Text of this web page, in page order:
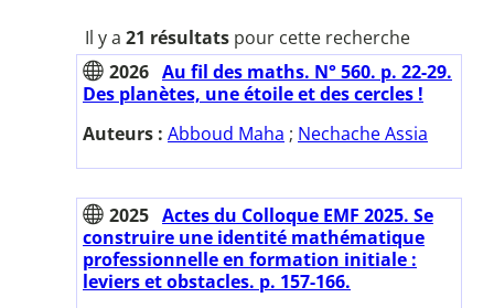
Il y a 21 résultatspour cette recherche
2026 Au fil des maths. N° 560. p. 22-29.
Des planètes, une étoile et des cercles !
Auteurs : Abboud Maha ; Nechache Assia
2025 Actes du Colloque EMF 2025. Se
construire une identité mathématique
professionnelle en formation initiale :
leviers et obstacles. p. 157-166.